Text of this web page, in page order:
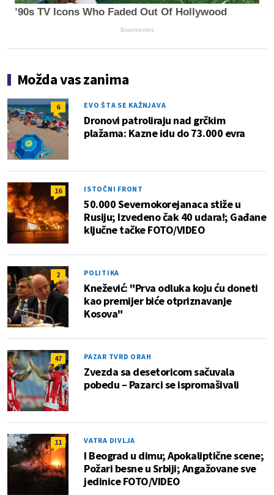
’90s TV Icons Who Faded Out Of Hollywood
Brainberries
Možda vas zanima
6 EVO ŠTA SE KAŽNJAVA
Dronovi patroliraju nad grčkim
plažama: Kazne idu do 73.000 evra
16 ISTOČNI FRONT
50.000 Severnokorejanaca stiže u
Rusiju; Izvedeno čak 40 udara!; Gađane
ključne tačke FOTO/VIDEO
2 POLITIKA
Knežević: "Prva odluka koju ću doneti
kao premijer biće otpriznavanje
Kosova"
47 PAZAR TVRD ORAH
Zvezda sa desetoricom sačuvala
pobedu – Pazarci se ispromašivali
11 VATRA DIVLJA
I Beograd u dimu; Apokaliptične scene;
Požari besne u Srbiji; Angažovane sve
jedinice FOTO/VIDEO